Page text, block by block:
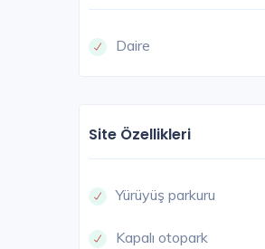
Daire
Site Özellikleri
Yürüyüş parkuru
Kapalı otopark